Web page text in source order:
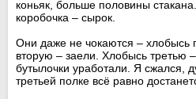
коньяк, больше половины
коробочка – сырок.
Они даже не чокаются – хлобысь
вторую – заели. Хлобысь третью
бутылочки уработали. Я сжался,
третьей полке всё равно